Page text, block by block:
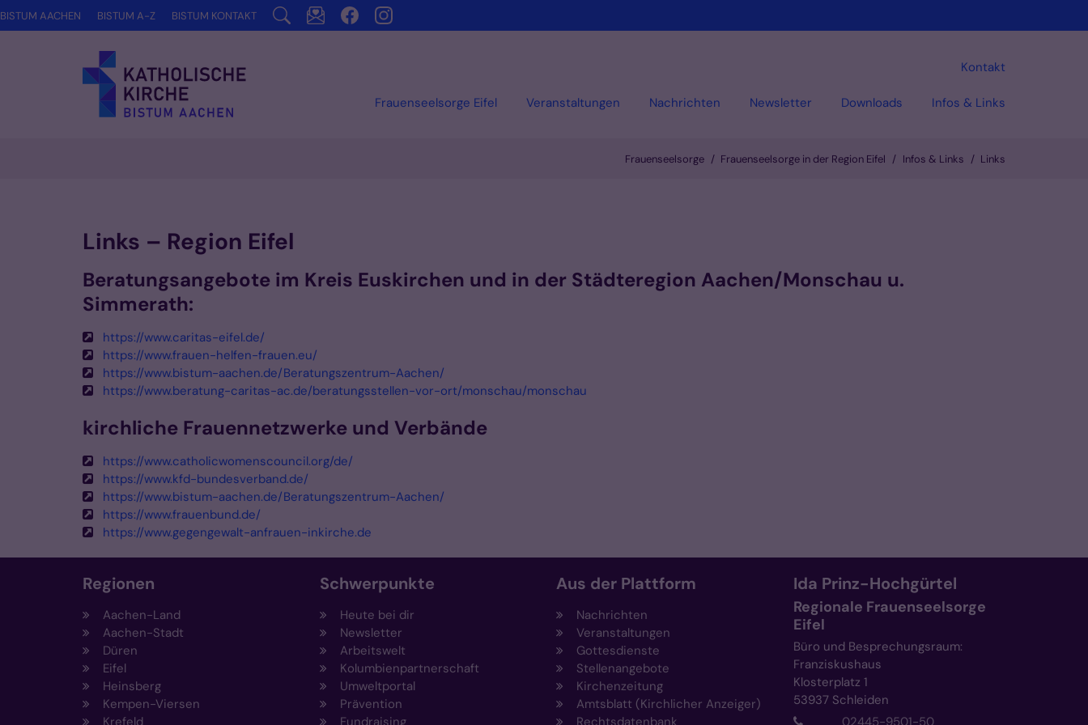
Zum Inhalt springen
Frauenseelsorge Eifel Veranstaltungen Nachrichten Newsletter Downloads Infos & Links
Kontakt
BISTUM AACHEN BISTUM A-Z BISTUM KONTAKT
Frauenseelsorge Frauenseelsorge in der Region Eifel Infos & Links Links
Links – Region Eifel
Beratungsangebote im Kreis Euskirchen und in der Städteregion Aachen/Monschau u.
Simmerath:
https://www.caritas-eifel.de/
https://www.frauen-helfen-frauen.eu/
https://www.bistum-aachen.de/Beratungszentrum-Aachen/
https://www.beratung-caritas-ac.de/beratungsstellen-vor-ort/monschau/monschau
kirchliche Frauennetzwerke und Verbände
https://www.catholicwomenscouncil.org/de/
https://www.kfd-bundesverband.de/
https://www.bistum-aachen.de/Beratungszentrum-Aachen/
https://www.frauenbund.de/
https://www.gegengewalt-anfrauen-inkirche.de
Regionen
Aachen-Land
Aachen-Stadt
Düren
Eifel
Heinsberg
Kempen-Viersen
Schwerpunkte
Heute bei dir
Newsletter
Arbeitswelt
Kolumbienpartnerschaft
Umweltportal
Prävention
Aus der Plattform
Nachrichten
Veranstaltungen
Gottesdienste
Stellenangebote
Kirchenzeitung
Amtsblatt (Kirchlicher Anzeiger)
Ida Prinz-Hochgürtel
Regionale Frauenseelsorge
Eifel
Büro und Besprechungsraum:
Franziskushaus
Klosterplatz 1
53937 Schleiden